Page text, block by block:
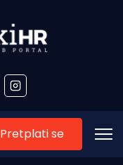
Pretplati se